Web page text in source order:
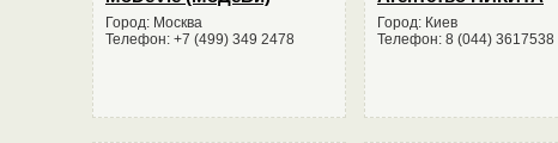
Город: Москва
Телефон: +7 (499) 349 2478
Город: Киев
Телефон: 8 (044) 3617538